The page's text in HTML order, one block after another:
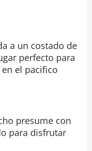
a un costado de
perfecto para
el pacifico
presume con
para disfrutar